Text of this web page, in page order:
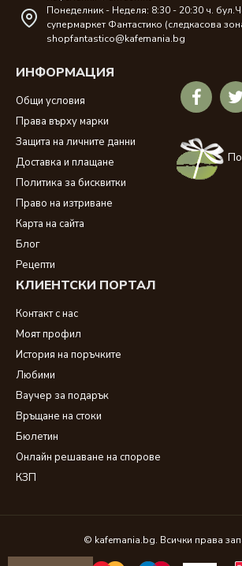
Понеделник - Неделя: 8:30 - 20:30 ч.
супермаркет Фантастико (следкасова
shopfantastico@kafemania.bg
ИНФОРМАЦИЯ
Общи условия
Права върху марки
Защита на личните данни
Доставка и плащане
Политика за бисквитки
Право на изтриване
Карта на сайта
Блог
Рецепти
КЛИЕНТСКИ ПОРТАЛ
Контакт с нас
Моят профил
История на поръчките
Любими
Ваучер за подарък
Връщане на стоки
Бюлетин
Онлайн решаване на спорове
КЗП
© kafemania.bg. Всички права